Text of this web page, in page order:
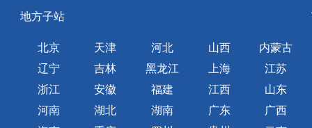
地方子站
北京 天津 河北 山西
内蒙古
辽宁
吉林 黑龙江 上海
江苏
浙江
安徽 福建 江西
山东
河南
湖北 湖南 广东
广西